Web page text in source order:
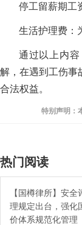
停工留薪期工
生活护理费：
通过以上内
解，在遇到工伤事
合法权益。
特别声明：
热门阅读
【国樽律所】安全
理规定出台，强化
价体系规范化管理